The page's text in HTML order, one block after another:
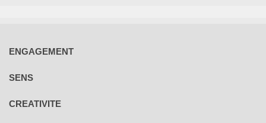
ENGAGEMENT
SENS
CREATIVITE